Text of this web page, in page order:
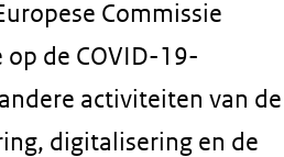
Commissie
op de COVID-19-
activiteiten van de
digitalisering en de